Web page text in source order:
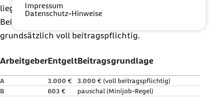
Impressum
Datenschutz-Hinweise
liegt unterhalb der jeweiligen
Beitragsbemessungsgrenze. Die Entgelte sind
grundsätzlich voll beitragspflichtig.
ArbeitgeberEntgeltBeitragsgrundlage
A 3.000 €
3.000 € (voll beitragspflichtig)
B
603 € pauschal (Minijob-Regel)